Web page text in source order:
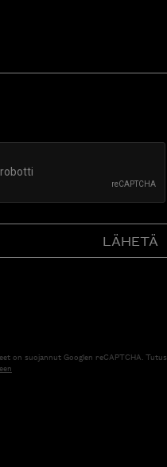
on suojannut Googlen reCAPTCHA.